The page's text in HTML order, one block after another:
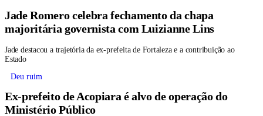
Jade Romero celebra fechamento da chapa
majoritária governista com Luizianne Lins
Jade destacou a trajetória da ex-prefeita de Fortaleza e a contribuição ao
Estado
Deu ruim
Ex-prefeito de Acopiara é alvo de operação do
Ministério Público